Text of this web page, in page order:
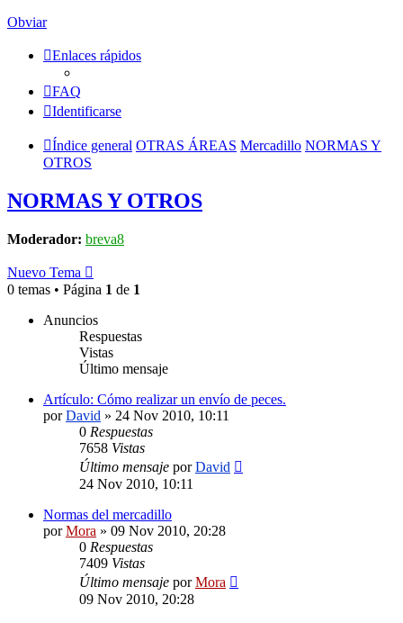
Obviar
Enlaces rápidos
FAQ
Identificarse
Índice general OTRAS ÁREAS Mercadillo NORMAS Y
OTROS
NORMAS Y OTROS
Moderador: breva8
Nuevo Tema
0 temas • Página 1 de 1
Anuncios
Respuestas
Vistas
Último mensaje
Artículo: Cómo realizar un envío de peces.
porDavid » 24 Nov 2010, 10:11
0 Respuestas
7658 Vistas
Último mensaje porDavid
24 Nov 2010, 10:11
Normas del mercadillo
porMora » 09 Nov 2010, 20:28
0 Respuestas
7409 Vistas
Último mensaje porMora
09 Nov 2010, 20:28